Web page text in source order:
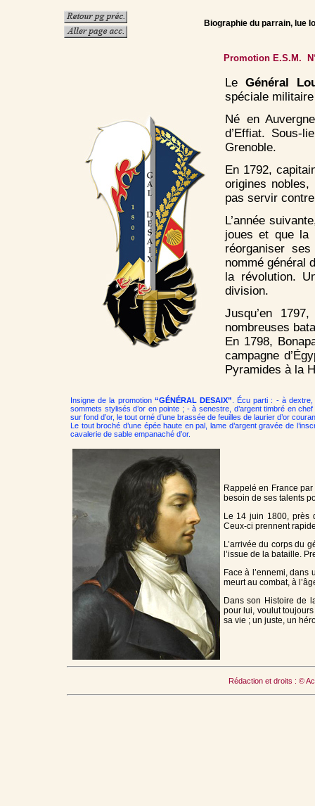
Biographie du parrain, lue
Promotion E.S.M. N°
Le Général
spéciale
Né en
d’Effiat. Sous-
Grenoble.
En 1792,
origines
pas servir
L’année
joues et que la
réorganiser
nommé général
la révolution.
division.
Jusqu’en
nombreuses
En 1798,
campagne
Pyramides à la
Insigne de la promotion “GÉNÉRAL DESAIX” . Écu parti : - à
sommets stylisés d’or en pointe ; - à senestre, d’argent timbré en
sur fond d’or, le tout orné d’une brassée de feuilles de laurier d’or
Le tout broché d’une épée haute en pal, lame d’argent gravée de
cavalerie de sable empanaché d’or.
Rappelé en France
besoin de ses talents
Le 14 juin 1800, près
Ceux-ci prennent
L’arrivée du corps du
l’issue de la bataille.
Face à l’ennemi,
meurt au combat, à
Dans son Histoire de
pour lui, voulut
sa vie ; un juste, un
Rédaction et droits : ©